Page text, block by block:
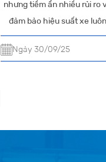
nhưng tiềm ẩn nhiều rủi ro
đảm bảo hiệu suất xe
chính hãng tại cửa hàng uy
Ngày 30/09/25